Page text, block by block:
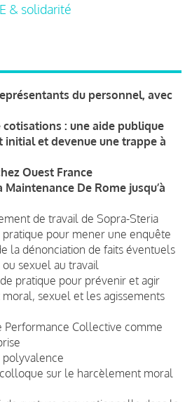
& solidarité
du personnel, avec
: une aide publique
initial et devenue une trappe à
Ouest France
Maintenance De Rome jusqu’à
de travail de Sopra-Steria
pratique pour mener une enquête
la dénonciation de faits éventuels
sexuel au travail
pratique pour prévenir et agir
sexuel et les agissements
Performance Collective comme
polyvalence
sur le harcèlement moral